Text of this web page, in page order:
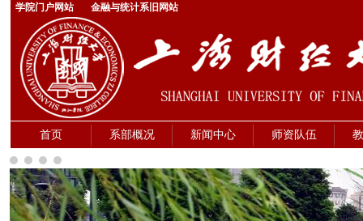
学院门户网站 金融与统计系旧网站
首页 系部概况 新闻中心 师资队伍